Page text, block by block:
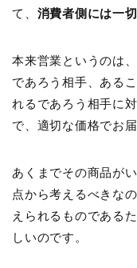
て、 消費者側には一
本来営業というのは
であろう相手、ある
れるであろう相手に
で、適切な価格でお
あくまでその商品が
点から考えるべきな
えられるものである
しいのです。